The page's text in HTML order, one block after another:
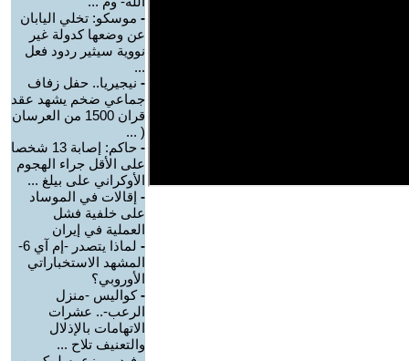
- موسكو: تخلي اليابان
عن وضعها كدولة غير
نووية سيثير ردود فعل
...
- نيجيريا.. حفل زفاف
جماعي ضخم يشهد عقد
قران 1500 من العرسان
( ...
-
حاكم: إصابة 13 شخصا
على الأقل جراء الهجوم
الأوكراني على بيلغ ...
- إقالات في الموساد
على خلفية فشل
العملية في إيران
-
لماذا يتصدر -إم آي 6-
المشهد الاستخباراتي
الأوروبي؟
-كواليس -منزل
الرعب-.. عشرات
الاتهامات بالإذلال
والتعنيف تلاح ...